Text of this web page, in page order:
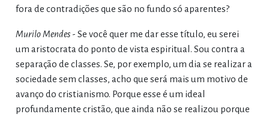
fora de contradições que são no fundo só aparentes?
Murilo Mendes - Se você quer me dar esse título, eu serei
um aristocrata do ponto de vista espiritual. Sou contra a
separação de classes. Se, por exemplo, um dia se realizar a
sociedade sem classes, acho que será mais um motivo de
avanço do cristianismo. Porque esse é um ideal
profundamente cristão, que ainda não se realizou porque